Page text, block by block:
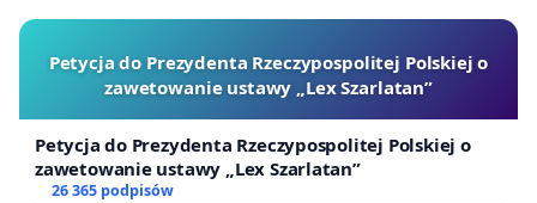
Petycja do Prezydenta Rzeczypospolitej Polskiej o
zawetowanie ustawy „Lex Szarlatan”
Petycja do Prezydenta Rzeczypospolitej Polskiej o
zawetowanie ustawy „Lex Szarlatan”
26 365 podpisów